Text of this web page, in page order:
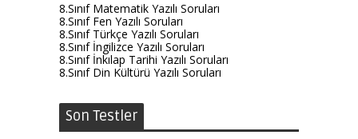
8.Sınıf Matematik Yazılı Soruları
8.Sınıf Fen Yazılı Soruları
8.Sınıf Türkçe Yazılı Soruları
8.Sınıf İngilizce Yazılı Soruları
8.Sınıf İnkılap Tarihi Yazılı Soruları
8.Sınıf Din Kültürü Yazılı Soruları
Son Testler